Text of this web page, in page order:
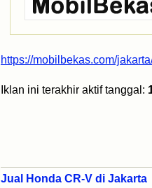
https://mobilbekas.com/
Iklan ini terakhir aktif tanggal:
Jual Honda CR-V di Jakarta